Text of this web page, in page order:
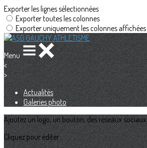
Exporter les lignes sélectionnées
Exporter toutes les colonnes
Exporter uniquement les colonnes affichées
Menu
<
>
Actualités
Galeries photo
Ajoutez un logo, un bouton, des réseaux sociaux
Cliquez pour éditer